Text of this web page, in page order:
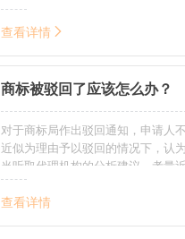
在分类表中明白列出，而且也无法
去，这就呈现了跨类别的状况，对
无法全面的停止维护。
查看详情
商标被驳回了应该怎么办？
对于商标局作出驳回通知，申请人
近似为理由予以驳回的情况下，认
当听取代理机构的分析建议，考量
最终决定是选择放弃还是进行复审
利益（很多商标最后取得成功都是
查看详情